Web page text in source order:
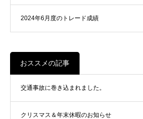
2024年6月度のトレード成績
おススメの記事
交通事故に巻き込まれました。
クリスマス＆年末休暇のお知らせ